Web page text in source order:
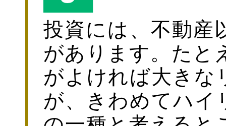
投資には、不動産
があります。たと
がよければ大きな
が、きわめてハイ